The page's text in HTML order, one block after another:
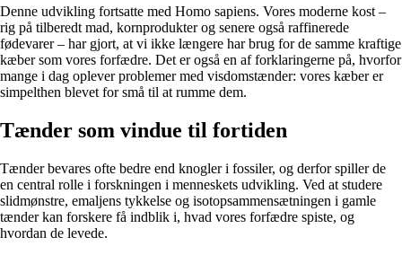
Denne udvikling fortsatte med Homo sapiens. Vores moderne kost –
rig på tilberedt mad, kornprodukter og senere også raffinerede
fødevarer – har gjort, at vi ikke længere har brug for de samme kraftige
kæber som vores forfædre. Det er også en af forklaringerne på, hvorfor
mange i dag oplever problemer med visdomstænder: vores kæber er
simpelthen blevet for små til at rumme dem.
Tænder som vindue til fortiden
Tænder bevares ofte bedre end knogler i fossiler, og derfor spiller de
en central rolle i forskningen i menneskets udvikling. Ved at studere
slidmønstre, emaljens tykkelse og isotopsammensætningen i gamle
tænder kan forskere få indblik i, hvad vores forfædre spiste, og
hvordan de levede.